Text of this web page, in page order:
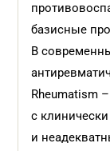
базисные
В
Rheumatism
с
и